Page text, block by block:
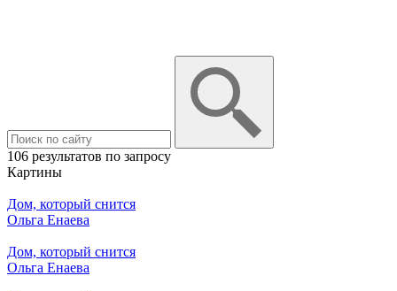
106 результатов по запросу
Картины
Дом, который снится
Ольга Енаева
Дом, который снится
Ольга Енаева